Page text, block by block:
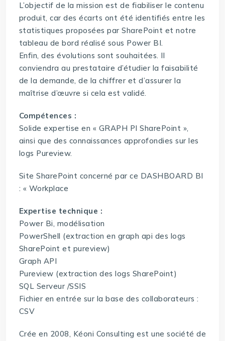
L’objectif de la mission est de fiabiliser le contenu
produit, car des écarts ont été identifiés entre les
statistiques proposées par SharePoint et notre
tableau de bord réalisé sous Power BI.
Enfin, des évolutions sont souhaitées. Il
conviendra au prestataire d’étudier la faisabilité
de la demande, de la chiffrer et d’assurer la
maîtrise d’œuvre si cela est validé.
Compétences :
Solide expertise en « GRAPH PI SharePoint »,
ainsi que des connaissances approfondies sur les
logs Pureview.
Site SharePoint concerné par ce DASHBOARD BI
: « Workplace
Expertise technique :
Power Bi, modélisation
PowerShell (extraction en graph api des logs
SharePoint et pureview)
Graph API
Pureview (extraction des logs SharePoint)
SQL Serveur /SSIS
Fichier en entrée sur la base des collaborateurs :
CSV
Crée en 2008, Kéoni Consulting est une société de